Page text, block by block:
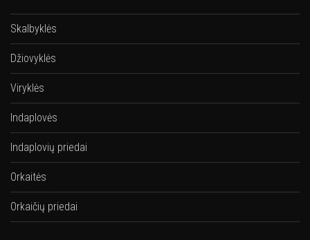
Skalbyklės
Džiovyklės
Viryklės
Indaplovės
Indaplovių priedai
Orkaitės
Orkaičių priedai